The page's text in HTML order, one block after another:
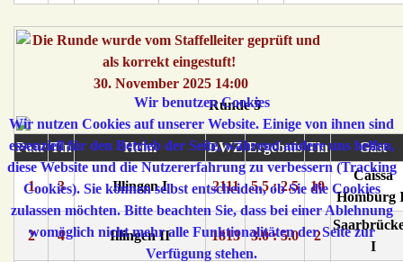
30. November 2025 14:00
Runde 5
Paar Tln Heim DWZ Ergebnis Tln Gast
1 3 Illingen I 2111 5.5 : 2.5 10
Caissa
Homburg
2 4 Illingen II 1813 3.0 : 5.0 2
I
Wir benutzen Cookies
Wir nutzen Cookies auf unserer Website. Einige von ihnen sind
essenziell für den Betrieb der Seite, während andere uns helfen,
diese Website und die Nutzererfahrung zu verbessern (Tracking
Cookies). Sie können selbst entscheiden, ob Sie die Cookies
zulassen möchten. Bitte beachten Sie, dass bei einer Ablehnung
womöglich nicht mehr alle Funktionalitäten der Seite zur
Verfügung stehen.